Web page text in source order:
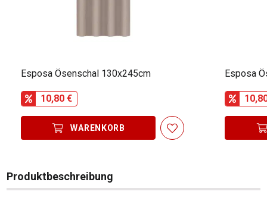
Esposa Ösenschal 130x245cm
10,80 €
WARENKORB
Produktbeschreibung